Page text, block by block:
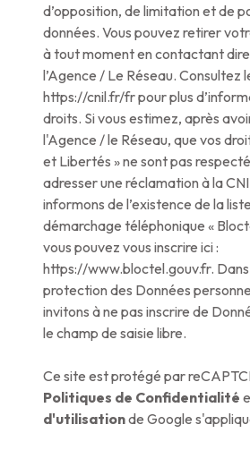
d’opposition, de limitation et de
données. Vous pouvez retirer
à tout moment en contactant
l’Agence / Le Réseau. Consultez
https://cnil.fr/frpour plus
droits. Si vous estimez, après
l'Agence / le Réseau, que vos
et Libertés » ne sont pas
adresser une réclamation à la
informons de l’existence de la
démarchage téléphonique «
vous pouvez vous inscrire ici :
https://www.bloctel.gouv.fr.
protection des Données
invitons à ne pas inscrire de
le champ de saisie libre.
Ce site est protégé par
Politiques de Confidentialité
d'utilisationde Google